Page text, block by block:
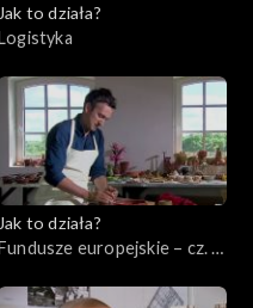
Jak to działa?
Jak to działa?
europejskie – cz. 5,